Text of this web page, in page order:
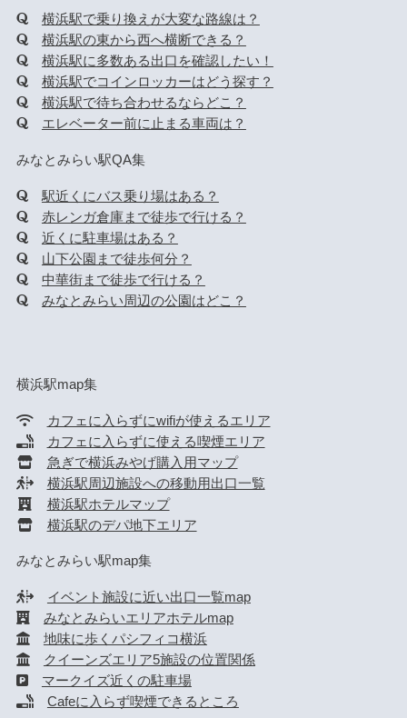
横浜駅で乗り換えが大変な路線は？
横浜駅の東から西へ横断できる？
横浜駅に多数ある出口を確認したい！
横浜駅でコインロッカーはどう探す？
横浜駅で待ち合わせるならどこ？
エレベーター前に止まる車両は？
みなとみらい駅QA集
駅近くにバス乗り場はある？
赤レンガ倉庫まで徒歩で行ける？
近くに駐車場はある？
山下公園まで徒歩何分？
中華街まで徒歩で行ける？
みなとみらい周辺の公園はどこ？
横浜駅map集
カフェに入らずにwifiが使えるエリア
カフェに入らずに使える喫煙エリア
急ぎで横浜みやげ購入用マップ
横浜駅周辺施設への移動用出口一覧
横浜駅ホテルマップ
横浜駅のデパ地下エリア
みなとみらい駅map集
イベント施設に近い出口一覧map
みなとみらいエリアホテルmap
地味に歩くパシフィコ横浜
クイーンズエリア5施設の位置関係
マークイズ近くの駐車場
Cafeに入らず喫煙できるところ